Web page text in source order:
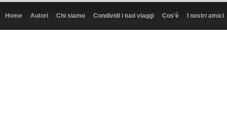
Home Autori Chi siamo Condividi i tuoi viaggi Cos’è I nostri amici